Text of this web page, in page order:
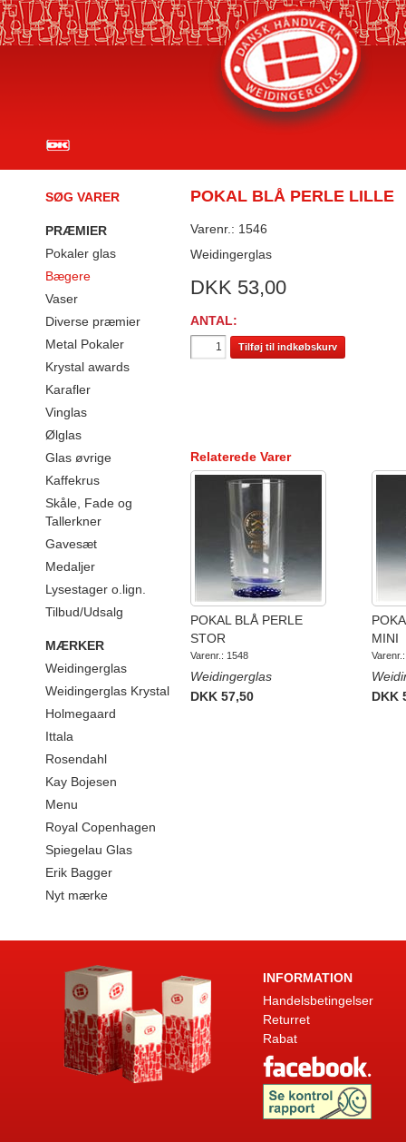
SØG VARER
PRÆMIER
Pokaler glas
Bægere
Vaser
Diverse præmier
Metal Pokaler
Krystal awards
Karafler
Vinglas
Ølglas
Glas øvrige
Kaffekrus
Skåle, Fade og
Tallerkner
Gavesæt
Medaljer
Lysestager o.lign.
Tilbud/Udsalg
MÆRKER
Weidingerglas
Weidingerglas Krystal
Holmegaard
Ittala
Rosendahl
Kay Bojesen
Menu
Royal Copenhagen
Spiegelau Glas
Erik Bagger
Nyt mærke
POKAL BLÅ PERLE LILLE
Varenr.: 1546
Weidingerglas
DKK 53,00
ANTAL:
Tilføj til indkøbskurv
Relaterede Varer
POKAL BLÅ PERLE
STOR
Varenr.: 1548
Weidingerglas
DKK 57,50
MINI
DKK
INFORMATION
Handelsbetingelser
Returret
Rabat